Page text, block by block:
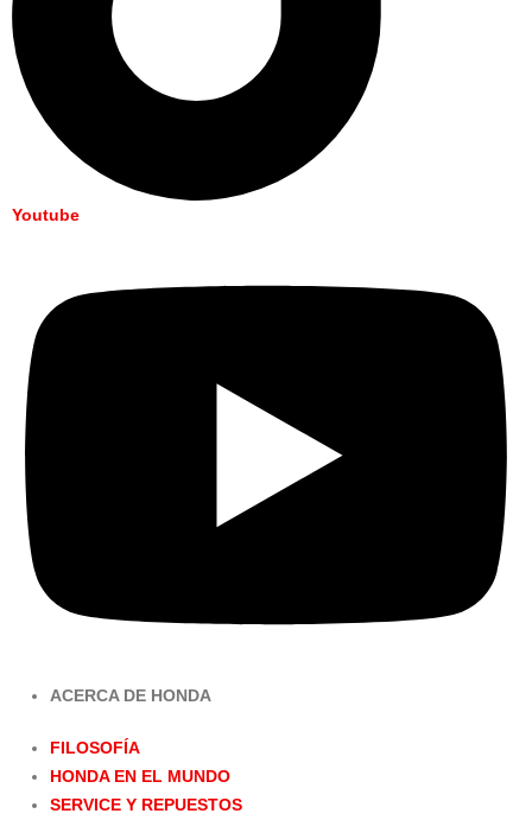
Youtube
ACERCA DE HONDA
FILOSOFÍA
HONDA EN EL MUNDO
SERVICE Y REPUESTOS